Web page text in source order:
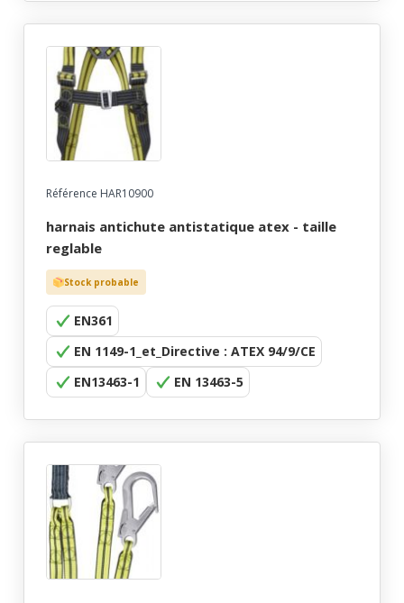
Référence HAR10900
harnais antichute antistatique atex - taille
reglable
Stock probable
EN361
EN 1149-1_et_Directive : ATEX 94/9/CE
EN13463-1
EN 13463-5